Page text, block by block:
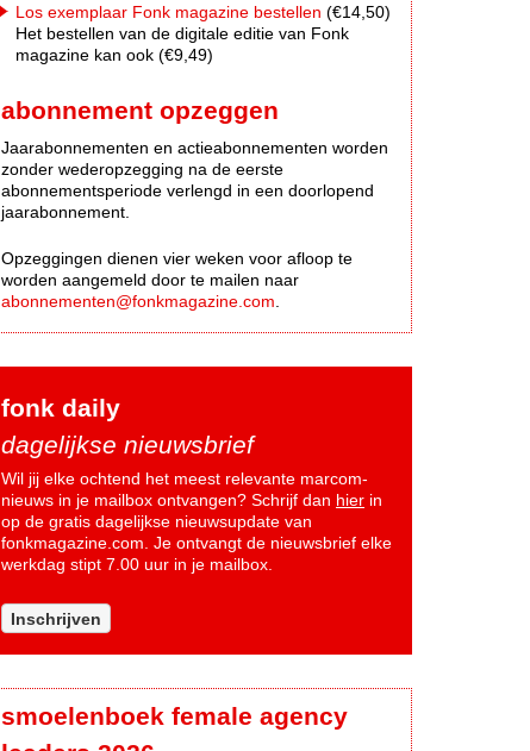
Los exemplaar Fonk magazine bestellen (€14,50)
Het bestellen van de digitale editie van Fonk
magazine kan ook (€9,49)
abonnement opzeggen
Jaarabonnementen en actieabonnementen worden
zonder wederopzegging na de eerste
abonnementsperiode verlengd in een doorlopend
jaarabonnement.
Opzeggingen dienen vier weken voor afloop te
worden aangemeld door te mailen naar
abonnementen@fonkmagazine.com
fonk daily
dagelijkse nieuwsbrief
Wil jij elke ochtend het meest relevante marcom-
nieuws in je mailbox ontvangen? Schrijf dan hier in
op de gratis dagelijkse nieuwsupdate van
fonkmagazine.com. Je ontvangt de nieuwsbrief elke
werkdag stipt 7.00 uur in je mailbox.
Inschrijven
smoelenboek female agency